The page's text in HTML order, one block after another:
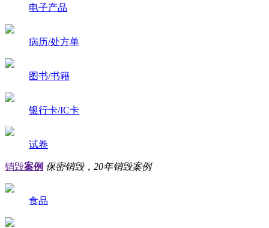
电子产品
病历/处方单
图书/书籍
银行卡/IC卡
试卷
销毁案例 保密销毁，20年销毁案例
食品